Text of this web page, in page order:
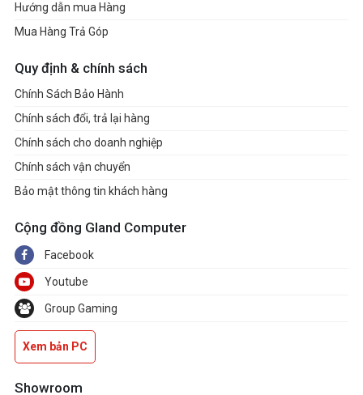
Hướng dẫn mua Hàng
Mua Hàng Trả Góp
Quy định & chính sách
Chính Sách Bảo Hành
Chính sách đổi, trả lại hàng
Chính sách cho doanh nghiệp
Chính sách vận chuyển
Bảo mật thông tin khách hàng
Cộng đồng Gland Computer
Facebook
Youtube
Group Gaming
Xem bản PC
Showroom